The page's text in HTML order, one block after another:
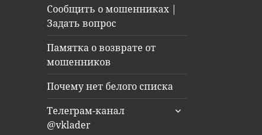
Сообщить о мошенниках |
Задать вопрос
Памятка о возврате от
мошенников
Почему нет белого списка
Телеграм-канал
@vklader
раскрыть